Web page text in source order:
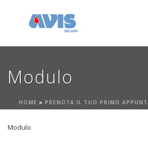
Modulo
HOME » PRENOTA IL TUO PRIMO
Modulo